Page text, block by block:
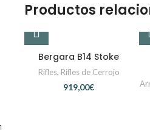
Productos
Bergara B14 Stoke
Rifles, Rifles de Cerrojo
€